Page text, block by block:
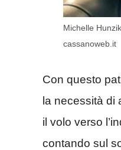
Michelle
cassanoweb.it
Con questo
la necessità di
il volo verso
contando sul